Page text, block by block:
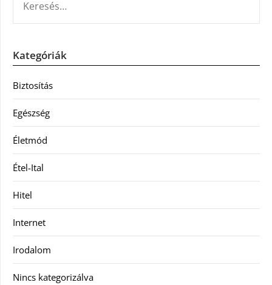
Kategóriák
Biztosítás
Egészség
Életmód
Étel-Ital
Hitel
Internet
Irodalom
Nincs kategorizálva